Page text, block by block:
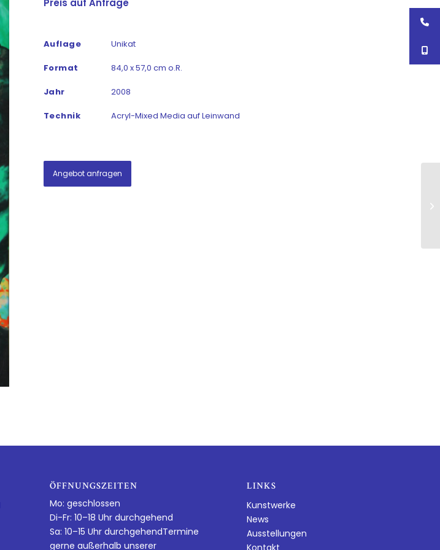
Auflage Unikat
Format 84,0 x 57,0 cm o.R.
Jahr 2008
Technik Acryl-Mixed Media auf Leinwand
Angebot anfragen
ÖFFNUNGSZEITEN
Mo: geschlossen
Di-Fr: 10–18 Uhr durchgehend
Sa: 10–15 Uhr durchgehendTermine
gerne außerhalb unserer
LINKS
Kunstwerke
News
Ausstellungen